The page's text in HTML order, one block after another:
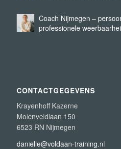
Coach Nijmegen –
professionele
CONTACTGEGEVENS
Krayenhoff Kazerne
Molenveldlaan 150
6523 RN Nijmegen
danielle@voldaan-training.nl